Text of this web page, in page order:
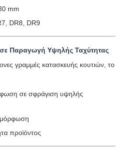
mm
DR8, DR9
Παραγωγή Υψηλής Ταχύτητας
γραμμές κατασκευής κουτιών, το
σε σφράγιση υψηλής
προϊόντος